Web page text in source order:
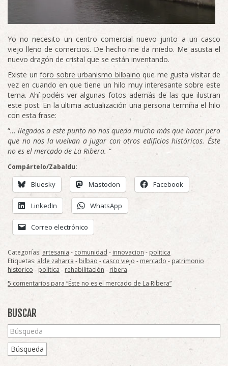
Yo no necesito un centro comercial nuevo junto a un casco
viejo lleno de comercios. De hecho me da miedo. Me asusta el
nuevo dragón de cristal que se están inventando.
Existe un foro sobre urbanismo bilbaino que me gusta visitar de
vez en cuando en que tiene un hilo muy interesante sobre este
tema. Ahí podéis ver algunas fotos además de las que ilustran
este post. En la ultima actualización una persona termina el hilo
con esta frase:
“… llegados a este punto no nos queda mucho más que hacer pero
que no nos la vuelvan a jugar con otros edificios históricos. Éste
no es el mercado de La Ribera. “
Compártelo/Zabaldu:
Bluesky Mastodon Facebook
LinkedIn WhatsApp
Correo electrónico
Categorías: artesania - comunidad - innovacion - politica
Etiquetas: alde zaharra - bilbao - casco viejo - mercado - patrimonio
historico - politica - rehabilitación - ribera
5 comentarios para “Éste no es el mercado de La Ribera”
BUSCAR
Búsqueda